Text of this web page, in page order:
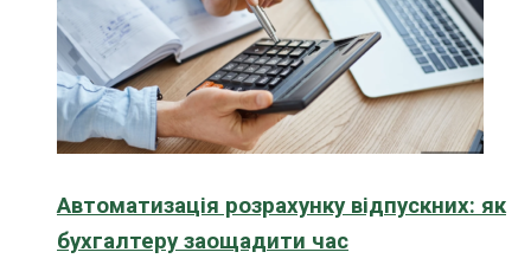
Автоматизація розрахунку відпускних: як
бухгалтеру заощадити час